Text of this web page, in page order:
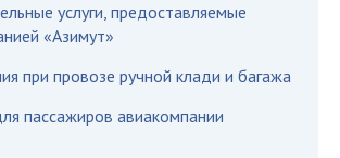
услуги, предоставляемые
«Азимут»
при провозе ручной клади и багажа
пассажиров авиакомпании